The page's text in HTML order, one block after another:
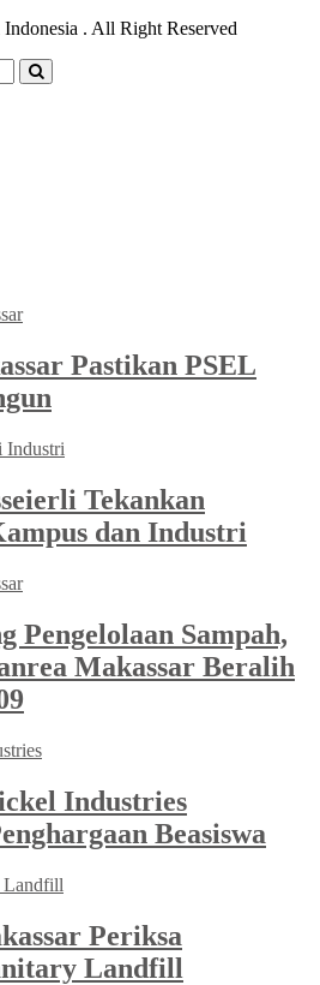
. All Right Reserved
Pastikan PSEL
Tekankan
dan Industri
Pengelolaan Sampah,
Makassar Beralih
Industries
Beasiswa
Periksa
Landfill